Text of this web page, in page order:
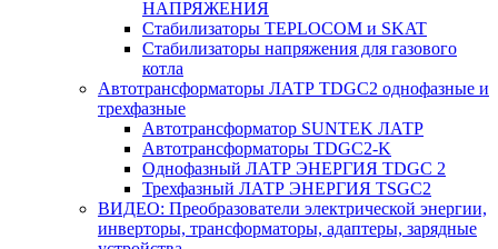
НАПРЯЖЕНИЯ
Стабилизаторы TEPLOCOM и SKAT
Стабилизаторы напряжения для газового
котла
Автотрансформаторы ЛАТР TDGC2 однофазные и
трехфазные
Автотрансформатор SUNTEK ЛАТР
Автотрансформаторы TDGC2-K
Однофазный ЛАТР ЭНЕРГИЯ TDGC 2
Трехфазный ЛАТР ЭНЕРГИЯ TSGC2
ВИДЕО: Преобразователи электрической энергии,
инверторы, трансформаторы, адаптеры, зарядные